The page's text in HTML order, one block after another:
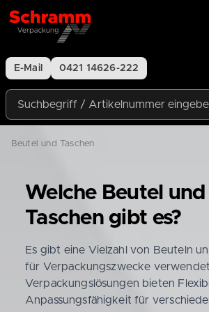
E-Mail 0421 14626-222
Suchbegriff / Artikelnummer
Beutel und Taschen
Welche Beutel und
Taschen gibt es?
Es gibt eine Vielzahl von Beuteln
für Verpackungszwecke
Verpackungslösungen bieten
Anpassungsfähigkeit für